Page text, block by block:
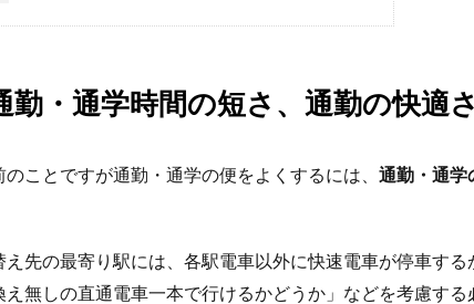
勤・通学時間の短さ、通勤の快適
のことですが通勤・通学の便をよくするには、 通勤・通学
え先の最寄り駅には、各駅電車以外に快速電車が停車す
え無しの直通電車一本で行けるかどうか」などを考慮する